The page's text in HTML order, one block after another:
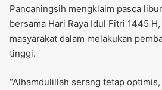
Pancaningsih mengklaim pasca
bersama Hari Raya Idul Fitri 1445
masyarakat dalam melakukan
tinggi.
“Alhamdulillah serang tetap